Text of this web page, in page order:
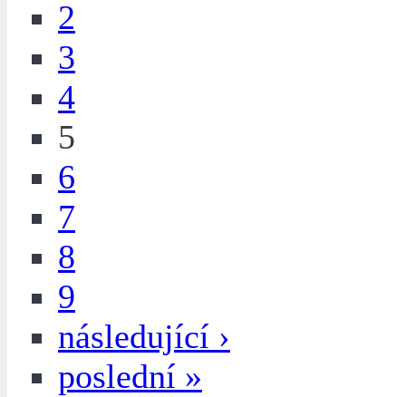
2
3
4
5
6
7
8
9
následující ›
poslední »